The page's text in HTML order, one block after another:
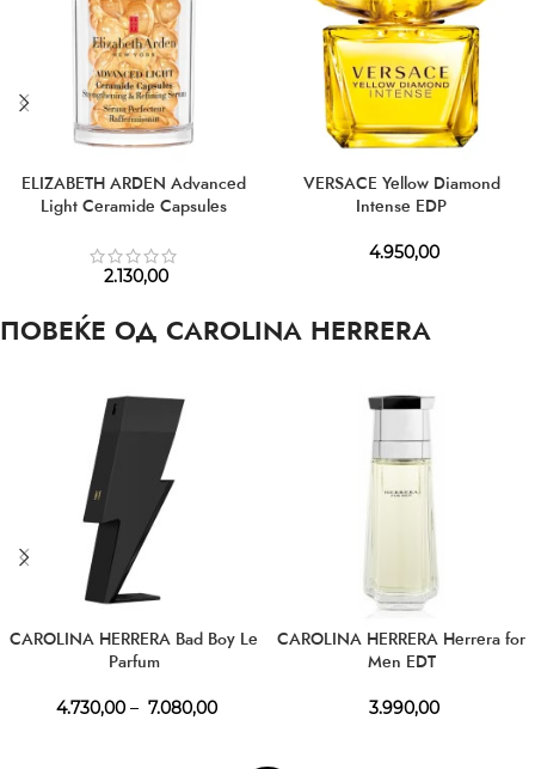
ELIZABETH ARDEN Advanced
Light Ceramide Capsules
2.130,00
VERSACE Yellow Diamond
Intense EDP
4.950,00
ПОВЕЌЕ ОД CAROLINA HERRERA
CAROLINA HERRERA Bad Boy Le
Parfum
4.730,00 – 7.080,00
CAROLINA HERRERA Herrera for
Men EDT
3.990,00